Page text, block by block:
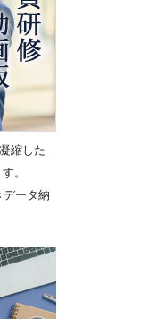
縮した
。
データ納